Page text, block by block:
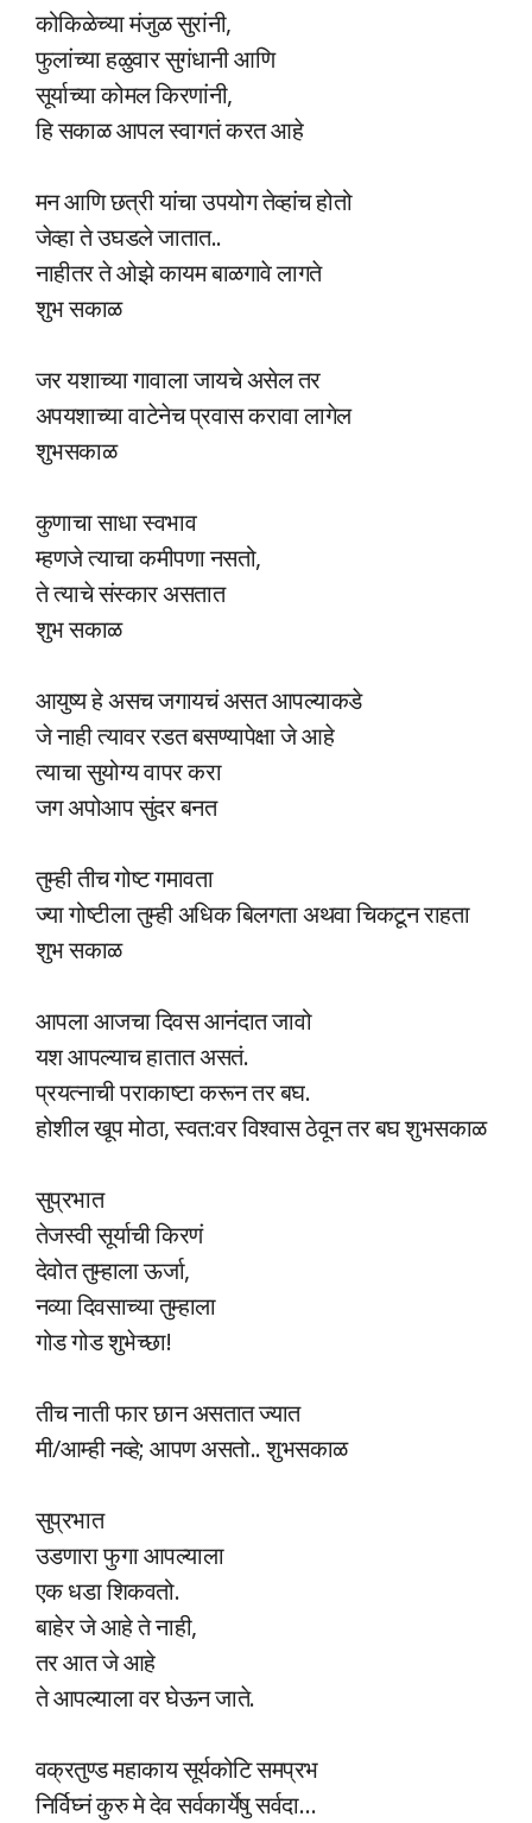
कोकिळेच्या मंजुळ सुरांनी,
फुलांच्या हळुवार सुगंधानी आणि
सूर्याच्या कोमल किरणांनी,
हि सकाळ आपल स्वागतं करत आहे
मन आणि छत्री यांचा उपयोग तेव्हांच होतो
जेव्हा ते उघडले जातात..
नाहीतर ते ओझे कायम बाळगावे लागते
शुभ सकाळ
जर यशाच्या गावाला जायचे असेल तर
अपयशाच्या वाटेनेच प्रवास करावा लागेल
शुभसकाळ
कुणाचा साधा स्वभाव
म्हणजे त्याचा कमीपणा नसतो,
ते त्याचे संस्कार असतात
शुभ सकाळ
आयुष्य हे असच जगायचं असत आपल्याकडे
जे नाही त्यावर रडत बसण्यापेक्षा जे आहे
त्याचा सुयोग्य वापर करा
जग अपोआप सुंदर बनत
तुम्ही तीच गोष्ट गमावता
ज्या गोष्टीला तुम्ही अधिक बिलगता अथवा चिकटून राहता
शुभ सकाळ
आपला आजचा दिवस आनंदात जावो
यश आपल्याच हातात असतं.
प्रयत्नाची पराकाष्टा करून तर बघ.
होशील खूप मोठा, स्वत:वर विश्वास ठेवून तर बघ शुभसकाळ
सुप्रभात
तेजस्वी सूर्याची किरणं
देवोत तुम्हाला ऊर्जा,
नव्या दिवसाच्या तुम्हाला
गोड गोड शुभेच्छा!
तीच नाती फार छान असतात ज्यात
मी/आम्ही नव्हे; आपण असतो.. शुभसकाळ
सुप्रभात
उडणारा फुगा आपल्याला
एक धडा शिकवतो.
बाहेर जे आहे ते नाही,
तर आत जे आहे
ते आपल्याला वर घेऊन जाते.
वक्रतुण्ड महाकाय सूर्यकोटि समप्रभ
निर्विघ्नं कुरु मे देव सर्वकार्येषु सर्वदा…